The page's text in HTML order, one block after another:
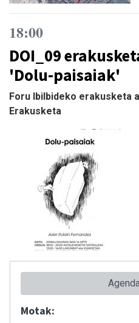
18:00
DOI_09
'Dolu-paisaiak'
Foru Ibilbideko erakusketa
Erakusketa
Motak: